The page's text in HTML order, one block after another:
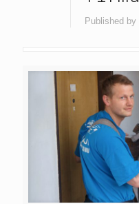
Published by